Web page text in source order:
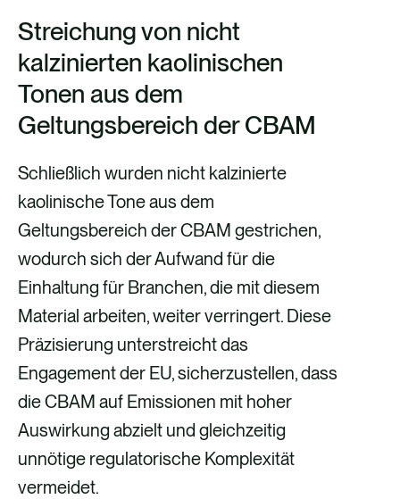
Streichung von nicht
kalzinierten kaolinischen
Tonen aus dem
Geltungsbereich der CBAM
Schließlich wurden nicht kalzinierte
kaolinische Tone aus dem
Geltungsbereich der CBAM gestrichen,
wodurch sich der Aufwand für die
Einhaltung für Branchen, die mit diesem
Material arbeiten, weiter verringert. Diese
Präzisierung unterstreicht das
Engagement der EU, sicherzustellen, dass
die CBAM auf Emissionen mit hoher
Auswirkung abzielt und gleichzeitig
unnötige regulatorische Komplexität
vermeidet.